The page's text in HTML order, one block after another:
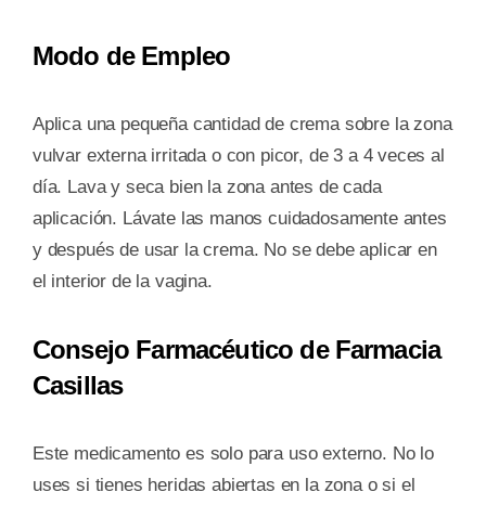
Modo de Empleo
Aplica una pequeña cantidad de crema sobre la zona
vulvar externa irritada o con picor, de 3 a 4 veces al
día. Lava y seca bien la zona antes de cada
aplicación. Lávate las manos cuidadosamente antes
y después de usar la crema. No se debe aplicar en
el interior de la vagina.
Consejo Farmacéutico de Farmacia
Casillas
Este medicamento es solo para uso externo. No lo
uses si tienes heridas abiertas en la zona o si el